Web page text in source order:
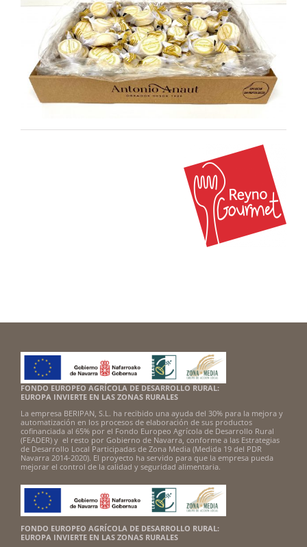
FONDO EUROPEO AGRÍCOLA DE DESARROLLO RURAL:
EUROPA INVIERTE EN LAS ZONAS RURALES
La empresa BERIPAN, S.L. ha recibido una ayuda del 30% para la mejora y
automatización en los procesos de elaboración de sus productos
cofinanciada al 65% por el Fondo Europeo Agrícola de Desarrollo Rural
(FEADER) y el resto por Gobierno de Navarra, conforme a las Estrategias
de Desarrollo Local Participadas de Zona Media (Medida 19 del PDR
Navarra 2014-2020). El proyecto ha servido para que la empresa pueda
mejorar el control de la calidad y seguridad alimentaria.
FONDO EUROPEO AGRÍCOLA DE DESARROLLO RURAL:
EUROPA INVIERTE EN LAS ZONAS RURALES